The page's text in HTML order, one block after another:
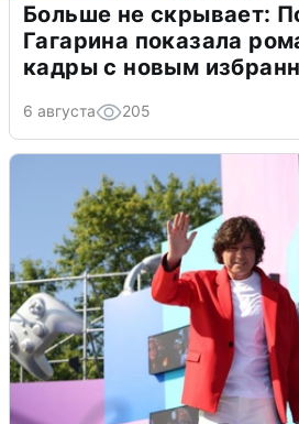
Больше не скрывает:
Гагарина показала
кадры с новым
6 августа 205